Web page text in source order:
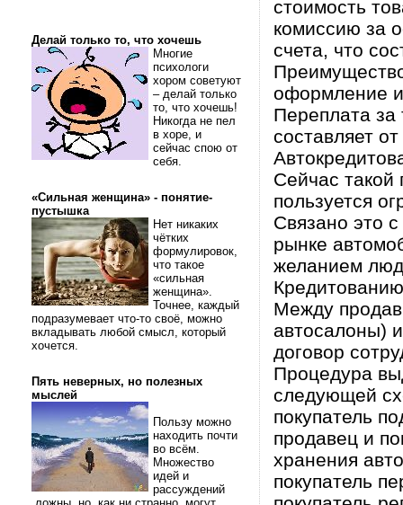
Делай только то, что хочешь
Многие
психологи
хором советуют
– делай только
то, что хочешь!
Никогда не пел
в хоре, и
сейчас спою от
себя.
«Сильная женщина» - понятие-
пустышка
Нет никаких
чётких
формулировок,
что такое
«сильная
женщина».
Точнее, каждый
подразумевает что-то своё, можно
вкладывать любой смысл, который
хочется.
Пять неверных, но полезных
мыслей
Пользу можно
находить почти
во всём.
Множество
идей и
рассуждений
стоимость
комиссию за
счета, что
оформление
Переплата
составляет
Сейчас такой
пользуется
Связано это
рынке
желанием
Между
автосалоны)
договор
Процедура
следующей
покупатель
продавец и
хранения
покупатель